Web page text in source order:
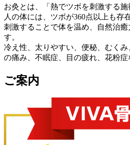
お灸とは、「熱でツボを刺激する施
人の体には、ツボが360点以上も存
刺激することで体を温め、自然治
す。
冷え性、太りやすい、便秘、むく
の痛み、不眠症、目の疲れ、花粉症
ご案内